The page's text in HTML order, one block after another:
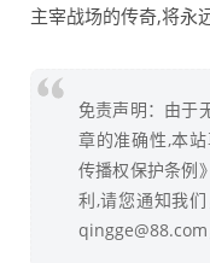
主宰战场的传奇,将永
免责声明：由于
章的准确性,本
传播权保护条例
利,请您通知我
qingge@88.com